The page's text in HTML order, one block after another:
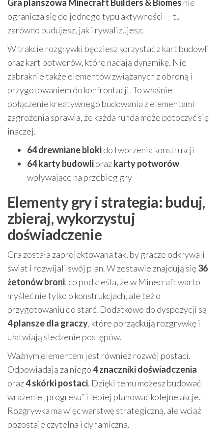
Gra planszowa Minecraft Builders & Biomes nie
ogranicza się do jednego typu aktywności — tu
zarówno budujesz, jak i rywalizujesz.
W trakcie rozgrywki będziesz korzystać z kart budowli
oraz kart potworów, które nadają dynamikę. Nie
zabraknie także elementów związanych z obroną i
przygotowaniem do konfrontacji. To właśnie
połączenie kreatywnego budowania z elementami
zagrożenia sprawia, że każda runda może potoczyć się
inaczej.
64 drewniane blokido tworzenia konstrukcji
64 karty budowliorazkarty potworów
wpływające na przebieg gry
Elementy gry i strategia: buduj,
zbieraj, wykorzystuj
doświadczenie
Gra została zaprojektowana tak, by gracze odkrywali
świat i rozwijali swój plan. W zestawie znajdują się36
żetonów broni, co podkreśla, że w Minecraft warto
myśleć nie tylko o konstrukcjach, ale też o
przygotowaniu do starć. Dodatkowo do dyspozycji są
4 plansze dla graczy, które porządkują rozgrywkę i
ułatwiają śledzenie postępów.
Ważnym elementem jest również rozwój postaci.
Odpowiadają za niego4 znaczniki doświadczenia
oraz4 skórki postaci. Dzięki temu możesz budować
wrażenie „progresu” i lepiej planować kolejne akcje.
Rozgrywka ma więc warstwę strategiczną, ale wciąż
pozostaje czytelna i dynamiczna.